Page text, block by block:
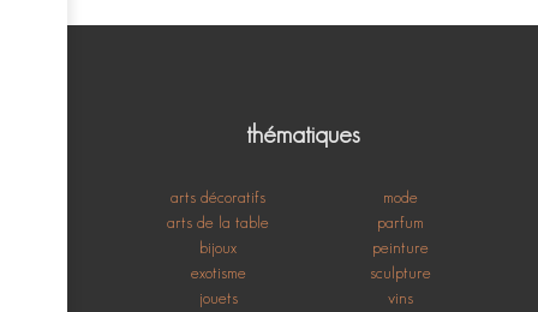
thématiques
arts décoratifs
arts de la table
bijoux
exotisme
jouets
mode
parfum
peinture
sculpture
vins